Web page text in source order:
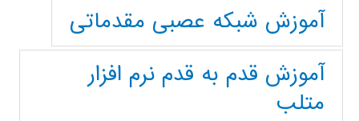
آموزش شبکه عصبی مقدماتی
آموزش قدم به قدم نرم افزار
متلب